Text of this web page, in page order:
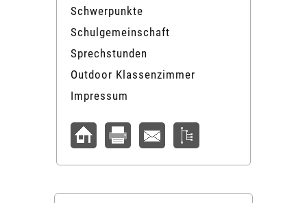
Schwerpunkte
Schulgemeinschaft
Sprechstunden
Outdoor Klassenzimmer
Impressum